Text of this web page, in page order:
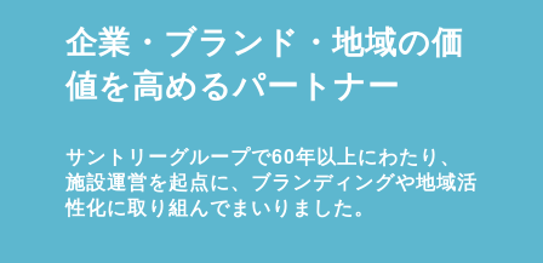
企業・ブランド・地域の価
値を高めるパートナー
サントリーグループで60年以上にわたり、
施設運営を起点に、ブランディングや地域活
性化に取り組んでまいりました。